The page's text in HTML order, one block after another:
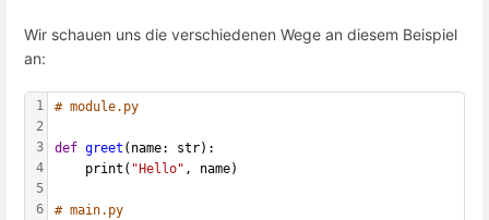
Wir schauen uns die verschiedenen Wege an diesem Beispiel
an:
1
2
3
4
5
6
# module.py
def greet (name: str):
    print(
"Hello" , name)
# main.py